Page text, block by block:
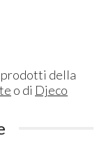
della
o di Djeco